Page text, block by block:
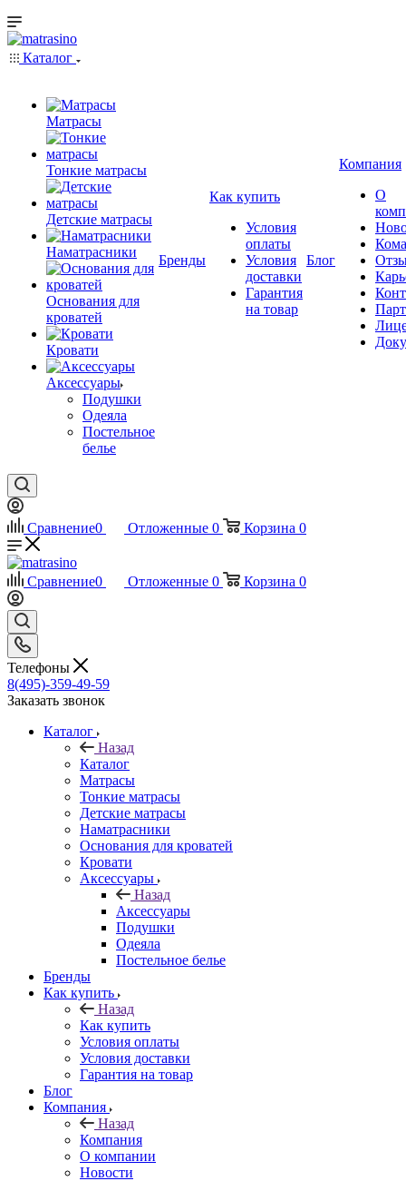
Каталог
Матрасы
Тонкие матрасы
Детские матрасы
Наматрасники
Основания для
кроватей
Кровати
Аксессуары
Подушки
Одеяла
Постельное
белье
Бренды
Как купить
Условия
оплаты
Условия
доставки
Гарантия
на товар
Блог
Компания
О
Сравнение0 Отложенные 0 Корзина 0
Сравнение0 Отложенные 0 Корзина 0
Телефоны
8(495)-359-49-59
Заказать звонок
Каталог
Назад
Каталог
Матрасы
Тонкие матрасы
Детские матрасы
Наматрасники
Основания для кроватей
Кровати
Аксессуары
Назад
Аксессуары
Подушки
Одеяла
Постельное белье
Бренды
Как купить
Назад
Как купить
Условия оплаты
Условия доставки
Гарантия на товар
Блог
Компания
Назад
Компания
О компании
Новости